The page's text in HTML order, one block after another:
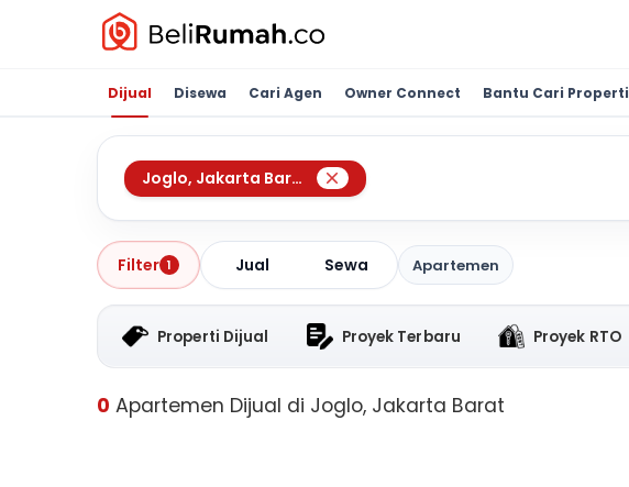
Dijual Disewa Cari Agen Owner Connect Bantu Cari Properti
Joglo, Jakarta Barat
Filter 1 Jual Sewa Apartemen
Properti Dijual Proyek Terbaru Proyek RTO
0 Apartemen Dijual di Joglo, Jakarta Barat